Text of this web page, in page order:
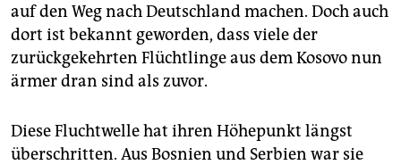
auf den Weg nach Deutschland machen. Doch auch
dort ist bekannt geworden, dass viele der
zurückgekehrten Flüchtlinge aus dem Kosovo nun
ärmer dran sind als zuvor.
Diese Fluchtwelle hat ihren Höhepunkt längst
überschritten. Aus Bosnien und Serbien war sie